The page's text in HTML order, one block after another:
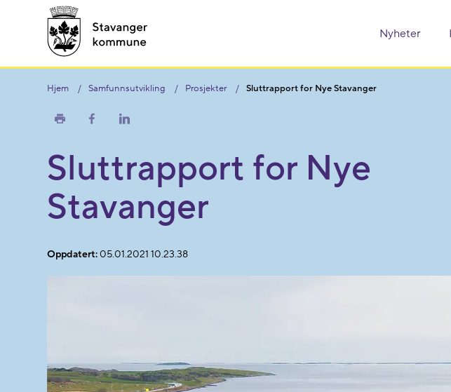
Nyheter
Hjem Samfunnsutvikling Prosjekter Sluttrapport for Nye Stavanger
Skriv Del
Del
Sluttrapport for Nye
Stavanger
Oppdatert: 05.01.2021 10.23.38